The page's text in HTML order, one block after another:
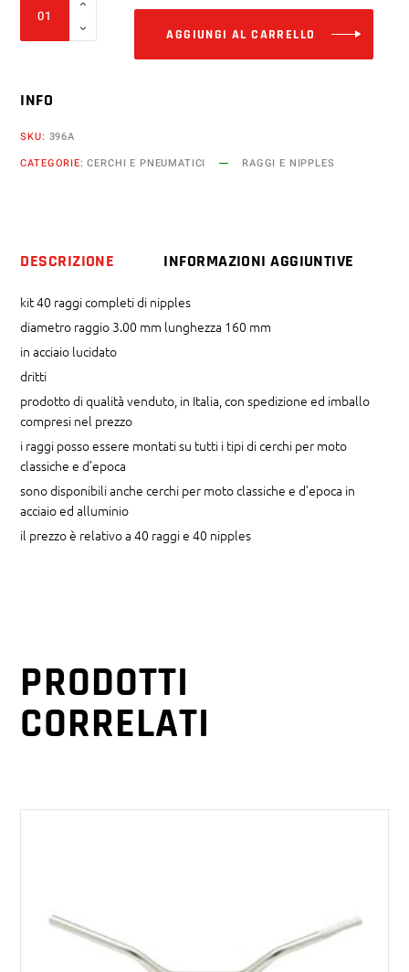
nipples
quantity
AGGIUNGI AL CARRELLO
INFO
SKU: 396A
CATEGORIE:CERCHI E PNEUMATICI RAGGI E NIPPLES
DESCRIZIONE INFORMAZIONI AGGIUNTIVE
kit 40 raggi completi di nipples
diametro raggio 3.00 mm lunghezza 160 mm
in acciaio lucidato
dritti
prodotto di qualità venduto, in Italia, con spedizione ed imballo
compresi nel prezzo
i raggi posso essere montati su tutti i tipi di cerchi per moto
classiche e d’epoca
sono disponibili anche cerchi per moto classiche e d’epoca in
acciaio ed alluminio
il prezzo è relativo a 40 raggi e 40 nipples
PRODOTTI
CORRELATI
AGGIUNGI AL CARRELLO